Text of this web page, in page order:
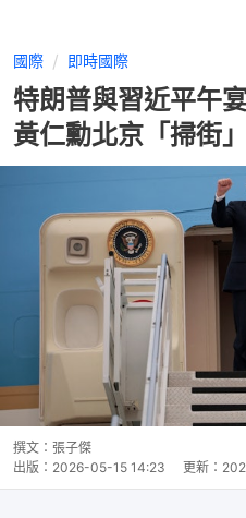
國際 即時國際
特朗普與習近平午
黃仁勳北京「掃街
撰文： 張子傑
出版： 2026-05-15 14:23 更新：